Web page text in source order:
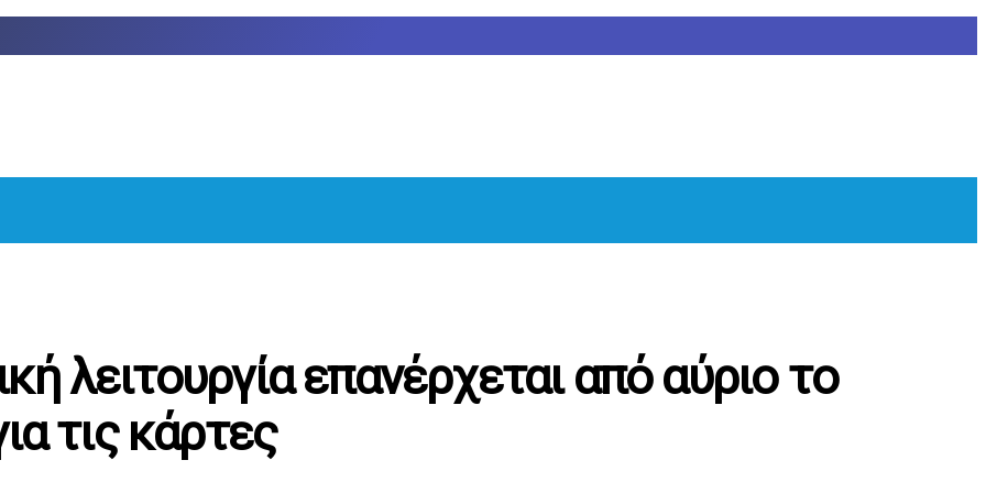
λειτουργία επανέρχεται από αύριο το
τις κάρτες